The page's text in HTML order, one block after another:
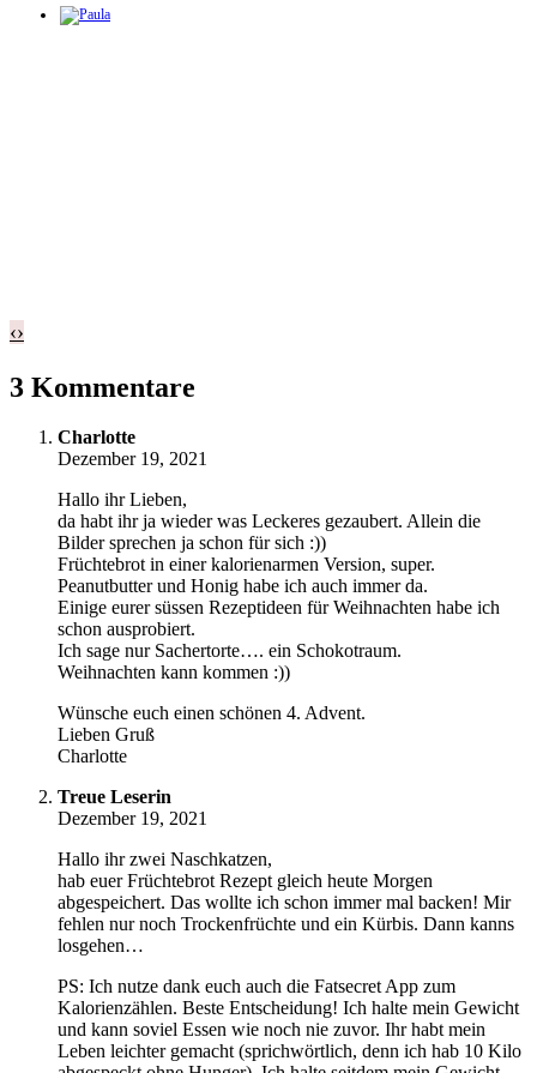
‹›
3 Kommentare
Charlotte
Dezember 19, 2021
Hallo ihr Lieben,
da habt ihr ja wieder was Leckeres gezaubert. Allein die
Bilder sprechen ja schon für sich :))
Früchtebrot in einer kalorienarmen Version, super.
Peanutbutter und Honig habe ich auch immer da.
Einige eurer süssen Rezeptideen für Weihnachten habe ich
schon ausprobiert.
Ich sage nur Sachertorte…. ein Schokotraum.
Weihnachten kann kommen :))
Wünsche euch einen schönen 4. Advent.
Lieben Gruß
Charlotte
Treue Leserin
Dezember 19, 2021
Hallo ihr zwei Naschkatzen,
hab euer Früchtebrot Rezept gleich heute Morgen
abgespeichert. Das wollte ich schon immer mal backen! Mir
fehlen nur noch Trockenfrüchte und ein Kürbis. Dann kanns
losgehen…
PS: Ich nutze dank euch auch die Fatsecret App zum
Kalorienzählen. Beste Entscheidung! Ich halte mein Gewicht
und kann soviel Essen wie noch nie zuvor. Ihr habt mein
Leben leichter gemacht (sprichwörtlich, denn ich hab 10 Kilo